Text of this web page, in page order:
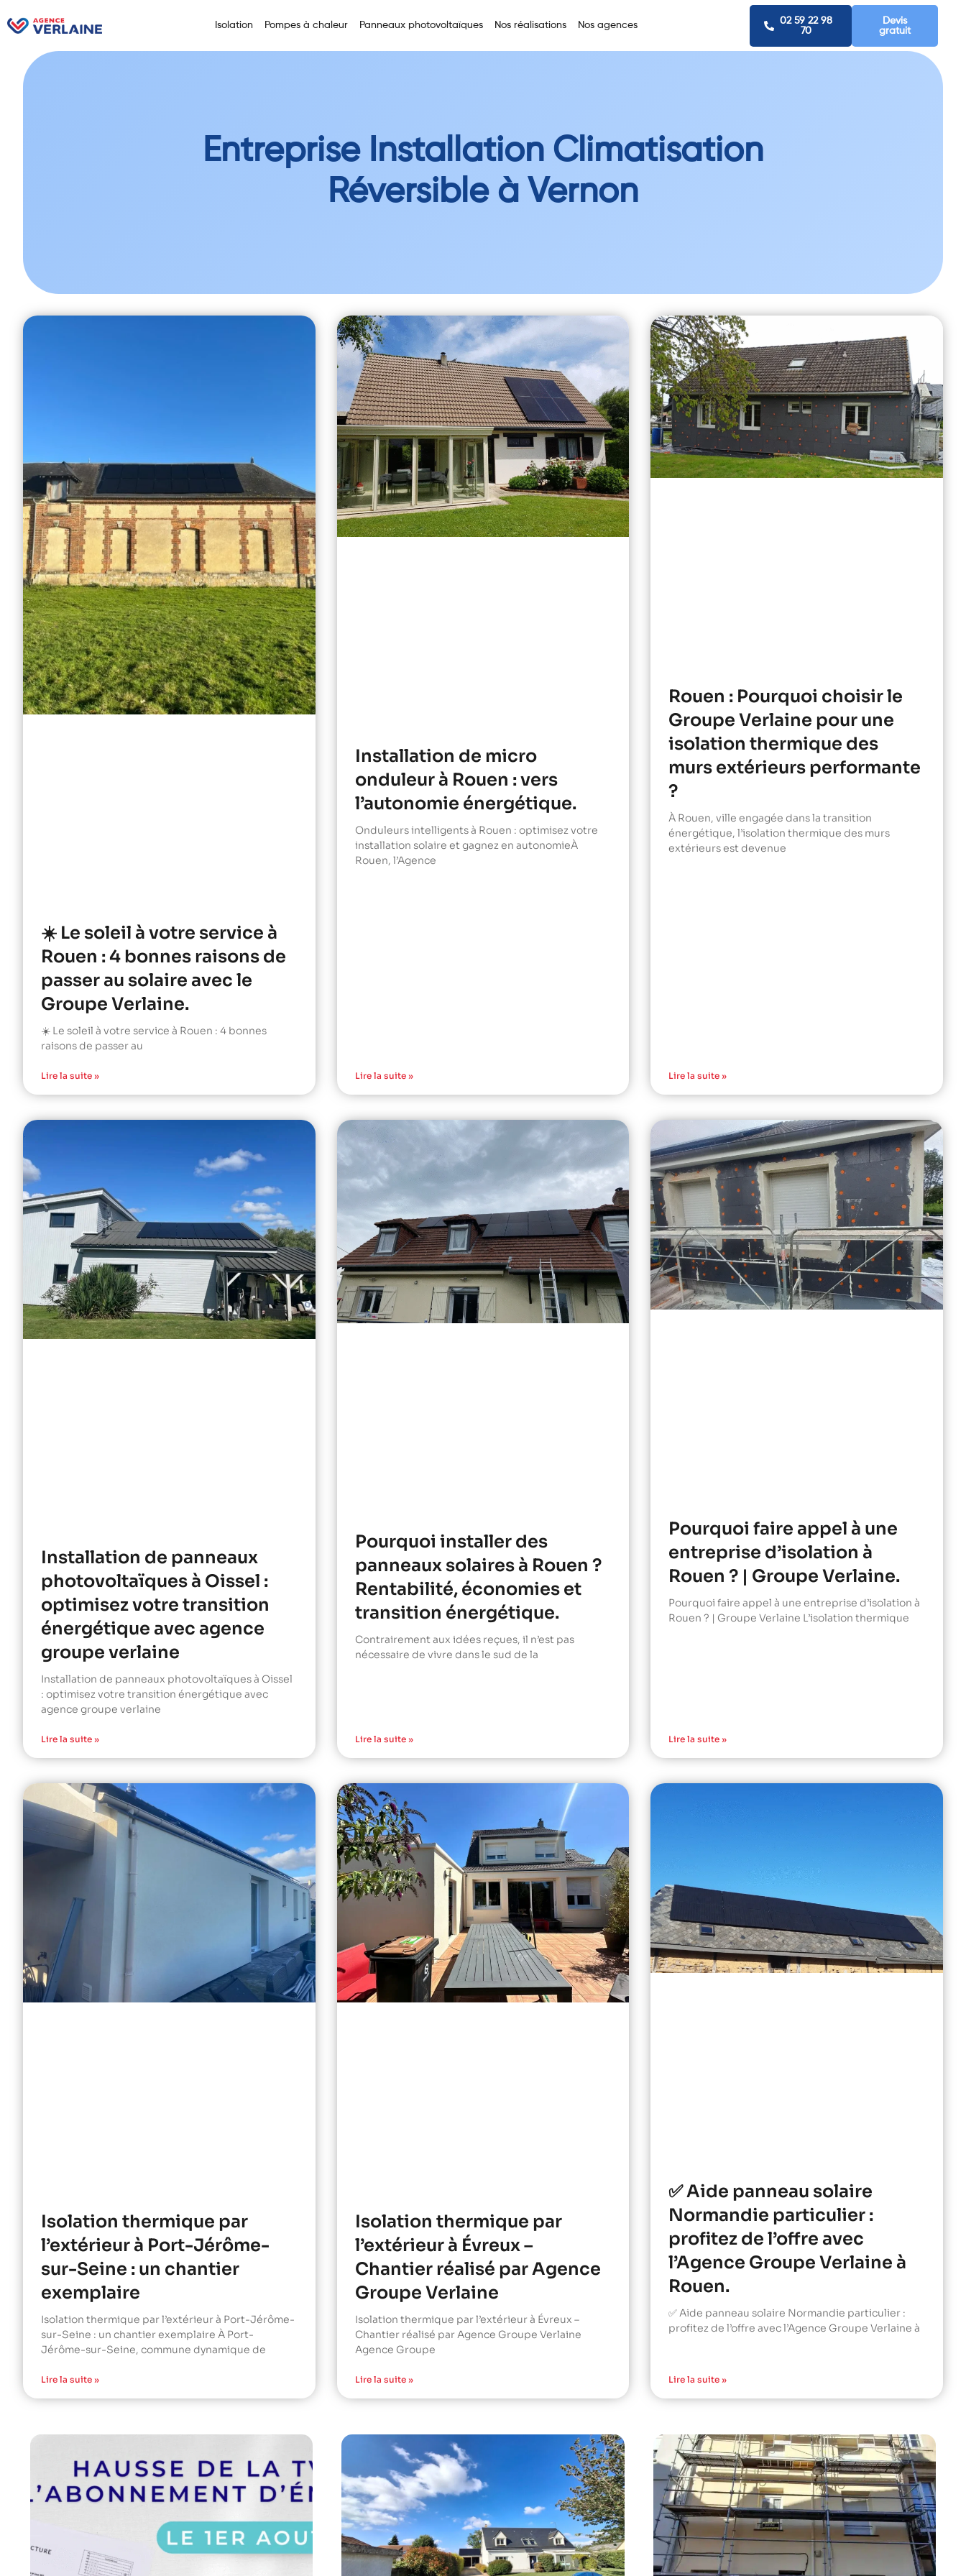
Isolation Pompes à chaleur Panneaux photovoltaïques Nos réalisations Nos agences
02 59 22 98
70
Devis
gratuit
Entreprise Installation Climatisation
Réversible à Vernon
☀️ Le soleil à votre service à
Rouen : 4 bonnes raisons de
passer au solaire avec le
Groupe Verlaine.
☀️ Le soleil à votre service à Rouen : 4 bonnes
raisons de passer au
Lire la suite »
Installation de micro
onduleur à Rouen : vers
l’autonomie énergétique.
Onduleurs intelligents à Rouen : optimisez votre
installation solaire et gagnez en autonomieÀ
Rouen, l’Agence
Lire la suite »
Rouen : Pourquoi choisir le
Groupe Verlaine pour une
isolation thermique des
murs extérieurs performante
?
À Rouen, ville engagée dans la transition
énergétique, l’isolation thermique des murs
extérieurs est devenue
Lire la suite »
Installation de panneaux
photovoltaïques à Oissel :
optimisez votre transition
énergétique avec agence
groupe verlaine
Installation de panneaux photovoltaïques à Oissel
: optimisez votre transition énergétique avec
agence groupe verlaine
Lire la suite »
Pourquoi installer des
panneaux solaires à Rouen ?
Rentabilité, économies et
transition énergétique.
Contrairement aux idées reçues, il n’est pas
nécessaire de vivre dans le sud de la
Lire la suite »
Pourquoi faire appel à une
entreprise d’isolation à
Rouen ? | Groupe Verlaine.
Pourquoi faire appel à une entreprise d’isolation à
Rouen ? | Groupe Verlaine L’isolation thermique
Lire la suite »
Isolation thermique par
l’extérieur à Port-Jérôme-
sur-Seine : un chantier
exemplaire
Isolation thermique par l’extérieur à Port-Jérôme-
sur-Seine : un chantier exemplaire À Port-
Jérôme-sur-Seine, commune dynamique de
Lire la suite »
Isolation thermique par
l’extérieur à Évreux –
Chantier réalisé par Agence
Groupe Verlaine
Isolation thermique par l’extérieur à Évreux –
Chantier réalisé par Agence Groupe Verlaine
Agence Groupe
Lire la suite »
✅ Aide panneau solaire
Normandie particulier :
profitez de l’offre avec
l’Agence Groupe Verlaine à
Rouen.
✅ Aide panneau solaire Normandie particulier :
profitez de l’offre avec l’Agence Groupe Verlaine à
Lire la suite »